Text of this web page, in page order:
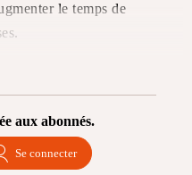
le temps de
aux abonnés.
Se connecter